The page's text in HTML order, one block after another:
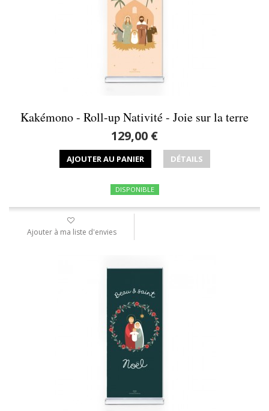
Kakémono - Roll-up Nativité - Joie sur la terre
129,00 €
AJOUTER AU PANIER DÉTAILS
DISPONIBLE
Ajouter à ma liste d'envies